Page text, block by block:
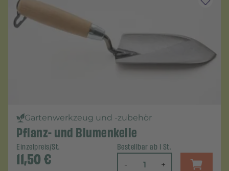
Gartenwerkzeug und -zubehör
Pflanz- und Blumenkelle
Einzelpreis/St.
11,50€
Bestellbar ab 1 St.
- +